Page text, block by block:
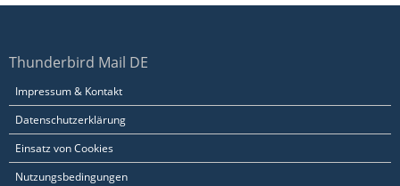
Thunderbird Mail DE
Impressum & Kontakt
Datenschutzerklärung
Einsatz von Cookies
Nutzungsbedingungen